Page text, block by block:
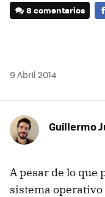
8 comentarios
9 Abril 2014
Guillermo
A pesar de lo que
sistema